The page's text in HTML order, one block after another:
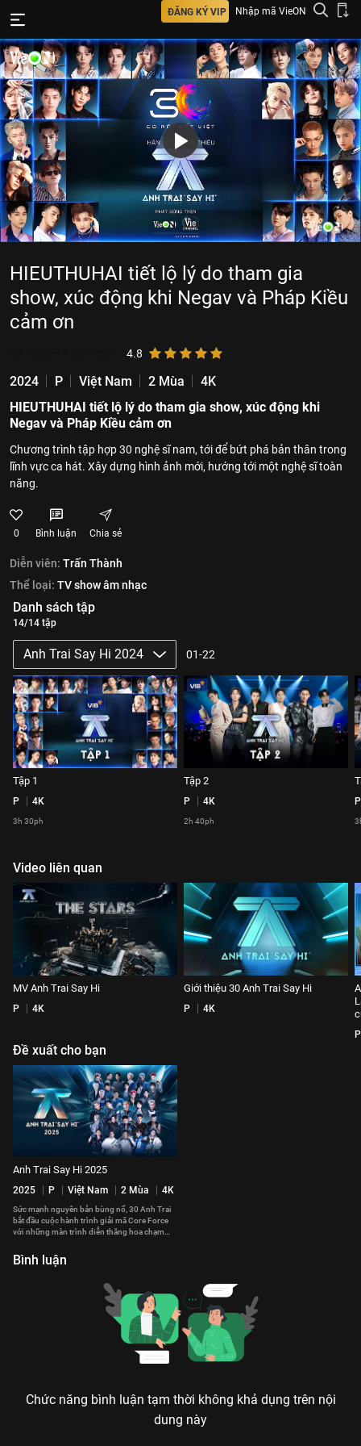
ĐĂNG KÝ VIP Nhập mã VieON
HIEUTHUHAI tiết lộ lý do tham gia
show, xúc động khi Negav và Pháp Kiều
cảm ơn
4.8
2024 P Việt Nam 2 Mùa
4K
HIEUTHUHAI tiết lộ lý do tham gia show, xúc động khi
Negav và Pháp Kiều cảm ơn
Chương trình tập hợp 30 nghệ sĩ nam, tới để bứt phá bản thân trong
lĩnh vực ca hát. Xây dựng hình ảnh mới, hướng tới một nghệ sĩ toàn
năng.
0 Bình luận Chia sẻ
Diễn viên: Trấn Thành
Thể loại: TV show âm nhạc
Danh sách tập
14/14 tập
Anh Trai Say Hi 2024 01-22
Tập 1
P 4K
3h 30ph
Tập 2
P 4K
2h 40ph
P
Video liên quan
MV Anh Trai Say Hi
P 4K
Giới thiệu 30 Anh Trai Say Hi
P 4K
P
Đề xuất cho bạn
Anh Trai Say Hi 2025
2025 P Việt Nam 2 Mùa 4K
Sức mạnh nguyên bản bùng nổ, 30 Anh Trai
bắt đầu cuộc hành trình giải mã Core Force
với những màn trình diễn thăng hoa chạm
Bình luận
Chức năng bình luận tạm thời không khả dụng trên nội
dung này